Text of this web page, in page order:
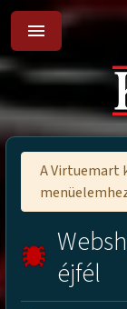
menu
A Virtuemart
éjfél